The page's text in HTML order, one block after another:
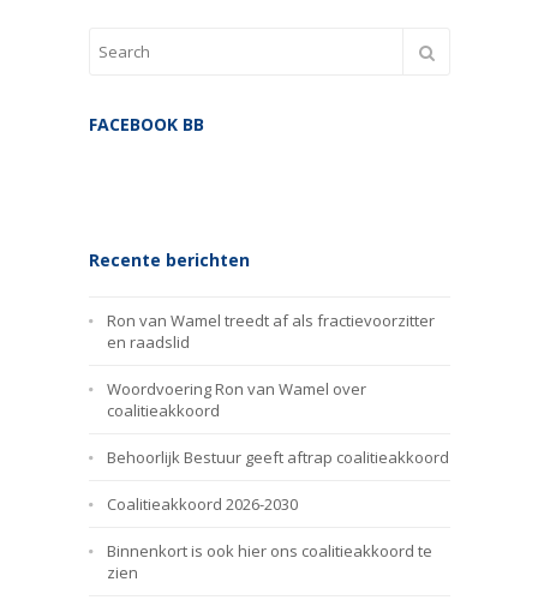
FACEBOOK BB
Recente berichten
Ron van Wamel treedt af als fractievoorzitter
en raadslid
Woordvoering Ron van Wamel over
coalitieakkoord
Behoorlijk Bestuur geeft aftrap coalitieakkoord
Coalitieakkoord 2026-2030
Binnenkort is ook hier ons coalitieakkoord te
zien